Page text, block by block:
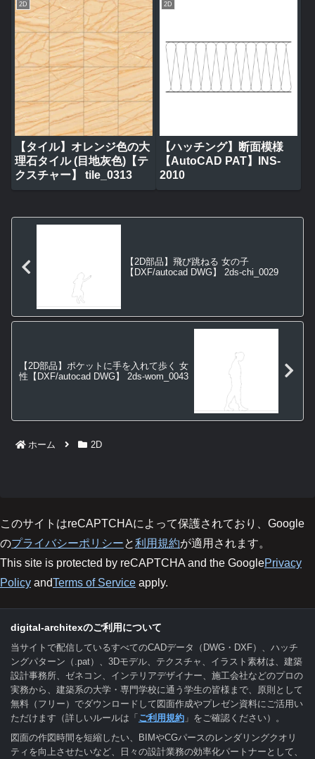
2D
【タイル】オレンジ色の大
理石タイル (目地灰色)【テ
クスチャー】 tile_0313
2D
【ハッチング】断面模様
【AutoCAD PAT】INS-
2010
【2D部品】飛び跳ねる 女の子
【DXF/autocad DWG】 2ds-chi_0029
【2D部品】ポケットに手を入れて歩く 女
性【DXF/autocad DWG】 2ds-wom_0043
ホーム 2D
このサイトはreCAPTCHAによって保護されており、Google
のプライバシーポリシーと利用規約が適用されます。
This site is protected by reCAPTCHA and the GooglePrivacy
Policy andTerms of Service apply.
digital-architexのご利用について
当サイトで配信しているすべてのCADデータ（DWG・DXF）、ハッチ
ングパターン（.pat）、3Dモデル、テクスチャ、イラスト素材は、建築
設計事務所、ゼネコン、インテリアデザイナー、施工会社などのプロの
実務から、建築系の大学・専門学校に通う学生の皆様まで、原則として
無料（フリー）でダウンロードして図面作成やプレゼン資料にご活用い
ただけます（詳しいルールは「 ご利用規約 」をご確認ください）。
図面の作図時間を短縮したい、BIMやCGパースのレンダリングクオリ
ティを向上させたいなど、日々の設計業務の効率化パートナーとして、